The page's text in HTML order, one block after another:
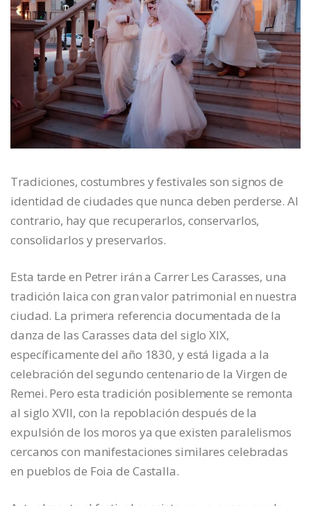
Tradiciones, costumbres y festivales son signos de
identidad de ciudades que nunca deben perderse. Al
contrario, hay que recuperarlos, conservarlos,
consolidarlos y preservarlos.
Esta tarde en Petrer irán a Carrer Les Carasses, una
tradición laica con gran valor patrimonial en nuestra
ciudad. La primera referencia documentada de la
danza de las Carasses data del siglo XIX,
específicamente del año 1830, y está ligada a la
celebración del segundo centenario de la Virgen de
Remei. Pero esta tradición posiblemente se remonta
al siglo XVII, con la repoblación después de la
expulsión de los moros ya que existen paralelismos
cercanos con manifestaciones similares celebradas
en pueblos de Foia de Castalla.